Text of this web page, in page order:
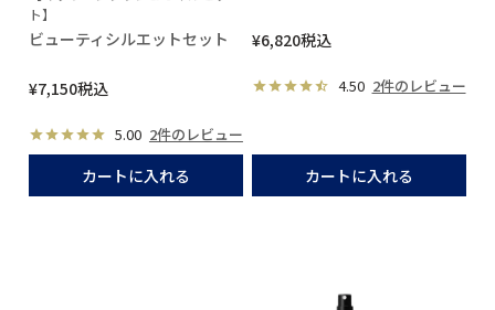
ト】
ビューティシルエットセット
¥7,150税込
5.00 2件のレビュー
カートに入れる
¥6,820税込
4.50 2件のレビュー
カートに入れる